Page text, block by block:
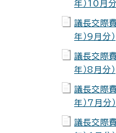
年）10月分
議長交際
年）9月分）
議長交際
年）8月分）
議長交際
年）7月分）
議長交際